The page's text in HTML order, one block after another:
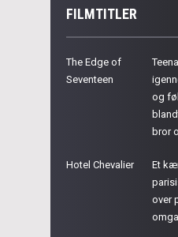
FILMTITLER
The Edge of
Seventeen
og
bror
Hotel Chevalier
Et
over